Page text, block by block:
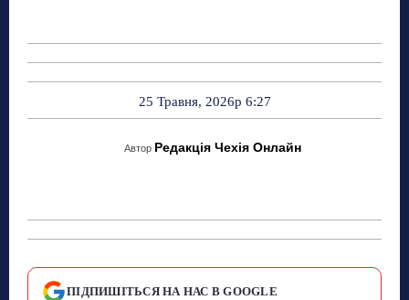
25 Травня, 2026р 6:27
Автор Редакція Чехія Онлайн
ПІДПИШІТЬСЯ НА НАС В GOOGLE